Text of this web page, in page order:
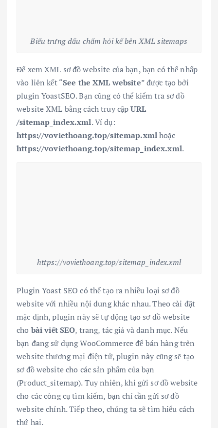
Biểu trưng dấu chấm hỏi kế bên XML sitemaps
Để xem XML sơ đồ website của bạn, bạn có thể nhấp
vào liên kết “See the XML website” được tạo bởi
plugin YoastSEO. Bạn cũng có thể kiểm tra sơ đồ
website XML bằng cách truy cậpURL
/sitemap_index.xml. Ví dụ:
https://voviethoang.top/sitemap.xmlhoặc
https://voviethoang.top/sitemap_index.xml.
https://voviethoang.top/sitemap_index.xml
Plugin Yoast SEO có thể tạo ra nhiều loại sơ đồ
website với nhiều nội dung khác nhau. Theo cài đặt
mặc định, plugin này sẽ tự động tạo sơ đồ website
cho bài viết SEO, trang, tác giả và danh mục. Nếu
bạn đang sử dụng WooCommerce để bán hàng trên
website thương mại điện tử, plugin này cũng sẽ tạo
sơ đồ website cho các sản phẩm của bạn
(Product_sitemap). Tuy nhiên, khi gửi sơ đồ website
cho các công cụ tìm kiếm, bạn chỉ cần gửi sơ đồ
website chính. Tiếp theo, chúng ta sẽ tìm hiểu cách
thứ hai.